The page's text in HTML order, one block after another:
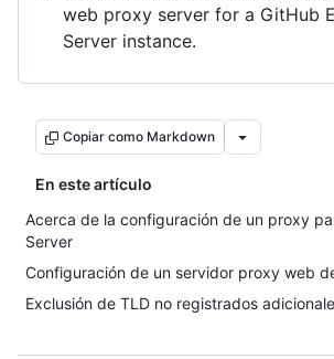
web proxy server for a GitHub
Server instance.
Copiar como Markdown
En este artículo
Acerca de la configuración de un proxy
Server
Configuración de un servidor proxy web
Exclusión de TLD no registrados